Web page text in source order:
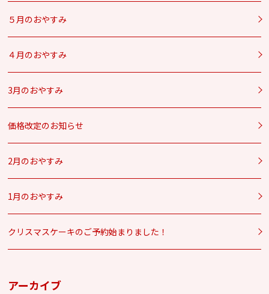
５月のおやすみ
４月のおやすみ
3月のおやすみ
価格改定のお知らせ
2月のおやすみ
1月のおやすみ
クリスマスケーキのご予約始まりました！
アーカイブ